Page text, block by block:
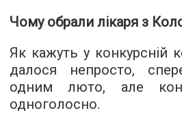
Чому обрали лікаря з
Як кажуть у конкурсній
далося непросто,
одним люто, але
одноголосно.